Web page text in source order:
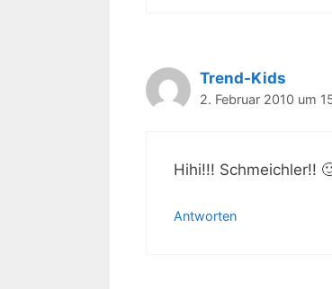
Trend-Kids
2. Februar 2010 um
Hihi!!! Schmeichler!!
Antworten